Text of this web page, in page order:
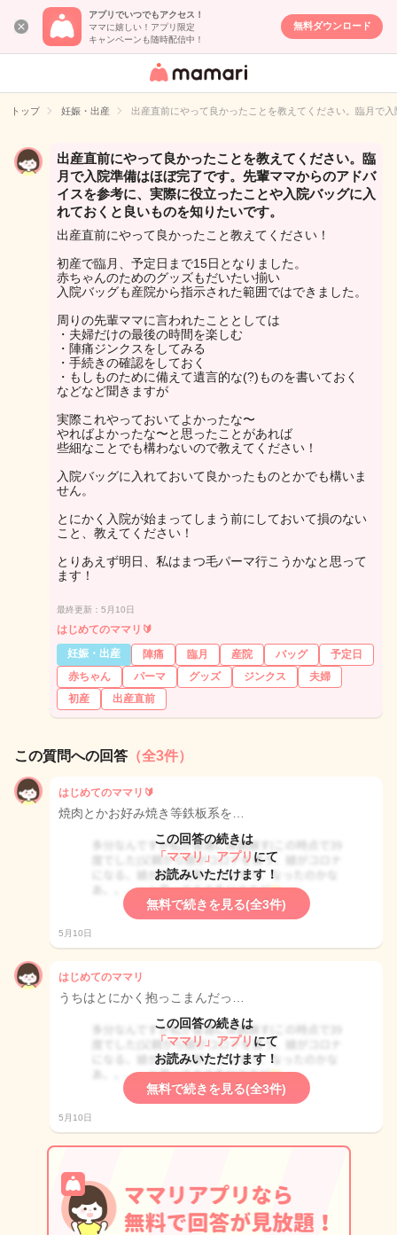
アプリでいつでもアクセス！
ママに嬉しい！アプリ限定
キャンペーンも随時配信中！
無料ダウンロード
女性専用匿名QA
イト
トップ 妊娠・出産 出産直前にやって良かったことを教えてください。臨月で
出産直前にやって良かったことを教えてください。臨
月で入院準備はほぼ完了です。先輩ママからのアドバ
イスを参考に、実際に役立ったことや入院バッグに入
れておくと良いものを知りたいです。
出産直前にやって良かったこと教えてください！
初産で臨月、予定日まで15日となりました。
赤ちゃんのためのグッズもだいたい揃い
入院バッグも産院から指示された範囲ではできました。
周りの先輩ママに言われたこととしては
・夫婦だけの最後の時間を楽しむ
・陣痛ジンクスをしてみる
・手続きの確認をしておく
・もしものために備えて遺言的な(?)ものを書いておく
などなど聞きますが
実際これやっておいてよかったな〜
やればよかったな〜と思ったことがあれば
些細なことでも構わないので教えてください！
入院バッグに入れておいて良かったものとかでも構いま
せん。
とにかく入院が始まってしまう前にしておいて損のない
こと、教えてください！
とりあえず明日、私はまつ毛パーマ行こうかなと思って
ます！
最終更新：5月10日
はじめてのママリ🔰
妊娠・出産
陣痛 臨月 産院 バッグ
予定日
赤ちゃん
パーマ グッズ ジンクス
夫婦
初産
出産直前
この質問への回答 （全3件）
はじめてのママリ🔰
焼肉とかお好み焼き等鉄板系を…
この回答の続きは
「ママリ」アプリ にて
お読みいただけます！
無料で続きを見る(全3件)
5月10日
はじめてのママリ
うちはとにかく抱っこまんだっ…
この回答の続きは
「ママリ」アプリ にて
お読みいただけます！
無料で続きを見る(全3件)
5月10日